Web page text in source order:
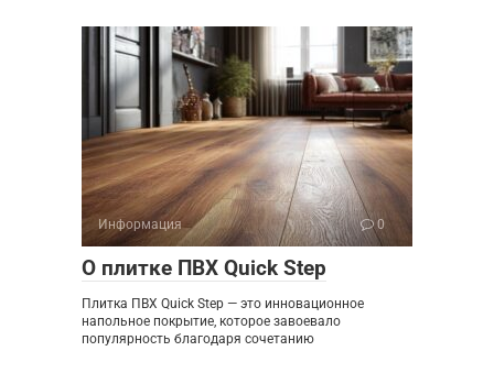
Информация 0
О плитке ПВХ Quick Step
Плитка ПВХ Quick Step — это инновационное
напольное покрытие, которое завоевало
популярность благодаря сочетанию